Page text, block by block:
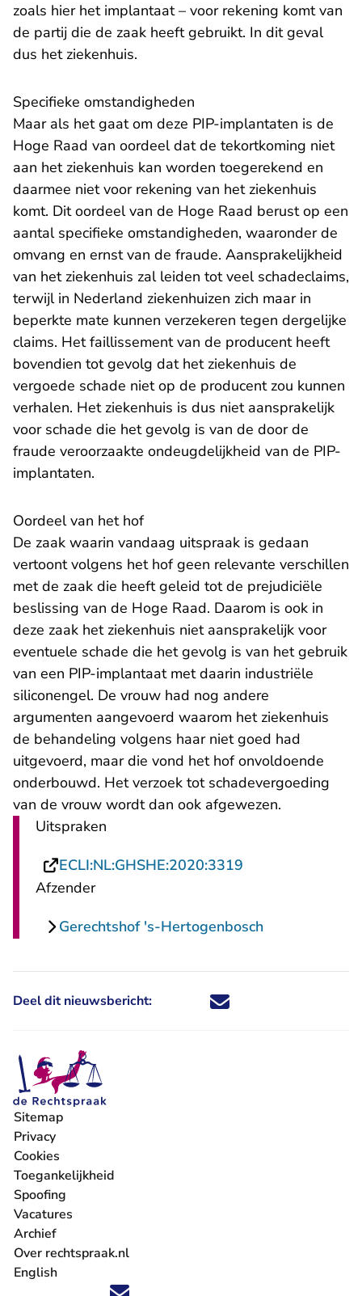
zoals hier het implantaat – voor rekening komt van
de partij die de zaak heeft gebruikt. In dit geval
dus het ziekenhuis.
Specifieke omstandigheden
Maar als het gaat om deze PIP-implantaten is de
Hoge Raad - U verlaat Rechtspraak.nl
van oordeel dat de tekortkoming niet
aan het ziekenhuis kan worden toegerekend en
daarmee niet voor rekening van het ziekenhuis
komt. Dit oordeel van de Hoge Raad berust op een
aantal specifieke omstandigheden, waaronder de
omvang en ernst van de fraude. Aansprakelijkheid
van het ziekenhuis zal leiden tot veel schadeclaims,
terwijl in Nederland ziekenhuizen zich maar in
beperkte mate kunnen verzekeren tegen dergelijke
claims. Het faillissement van de producent heeft
bovendien tot gevolg dat het ziekenhuis de
vergoede schade niet op de producent zou kunnen
verhalen. Het ziekenhuis is dus niet aansprakelijk
voor schade die het gevolg is van de door de
fraude veroorzaakte ondeugdelijkheid van de PIP-
implantaten.
Oordeel van het hof
De zaak waarin vandaag uitspraak is gedaan
vertoont volgens het hof geen relevante verschillen
met de zaak die heeft geleid tot de prejudiciële
beslissing van de Hoge Raad. Daarom is ook in
deze zaak het ziekenhuis niet aansprakelijk voor
eventuele schade die het gevolg is van het gebruik
van een PIP-implantaat met daarin industriële
siliconengel. De vrouw had nog andere
argumenten aangevoerd waarom het ziekenhuis
de behandeling volgens haar niet goed had
uitgevoerd, maar die vond het hof onvoldoende
onderbouwd. Het verzoek tot schadevergoeding
van de vrouw wordt dan ook afgewezen.
Uitspraken
ECLI:NL:GHSHE:2020:3319
Afzender
Gerechtshof 's-Hertogenbosch
Deel dit nieuwsbericht: Deel dit nieuwsbericht via X -
Deel dit nieuwsbericht via
Deel dit nieuwsbericht
Deel dit
Volg ons op X (Twitter) - U verlaat Rechtspraak.nl
Volg ons op Facebook - U verlaat Rechtspraak.nl
Volg ons op Instagram - U verlaat Rechtspraak.nl
Volg ons op Youtube - U verlaat Rechtspraak.nl
Volg ons op LinkedIn - U verlaat
'Blijf op de hoogte' nieuwsbrief - U verlaat
Sitemap
Privacy
Cookies
Toegankelijkheid
Spoofing
Vacatures
- U verlaat Rechtspraak.nl
Archief
Over rechtspraak.nl
English